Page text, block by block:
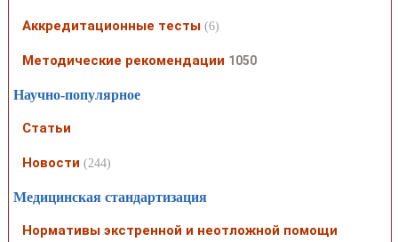
Аккредитационные тесты (6)
Методические рекомендации 1050
Научно-популярное
Статьи
Новости (244)
Медицинская стандартизация
Нормативы экстренной и неотложной помощи